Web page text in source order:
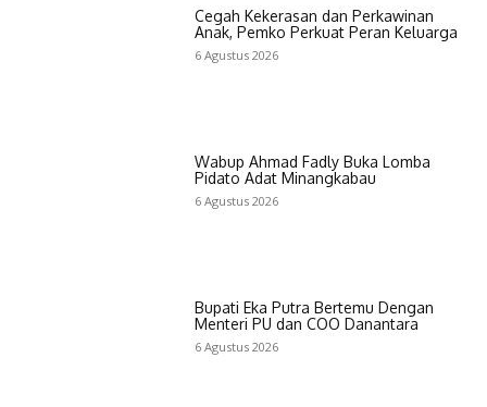
Cegah Kekerasan dan Perkawinan
Anak, Pemko Perkuat Peran Keluarga
6 Agustus 2026
Wabup Ahmad Fadly Buka Lomba
Pidato Adat Minangkabau
6 Agustus 2026
Bupati Eka Putra Bertemu Dengan
Menteri PU dan COO Danantara
6 Agustus 2026